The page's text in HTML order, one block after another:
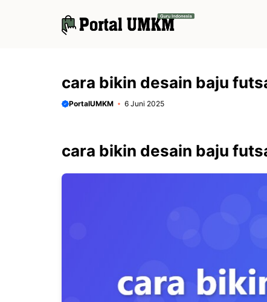
cara bikin desain baju
PortalUMKM 6 Juni 2025
cara bikin desain baju